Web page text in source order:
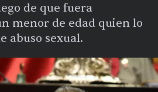
de que fuera
menor de edad quien lo
abuso sexual.